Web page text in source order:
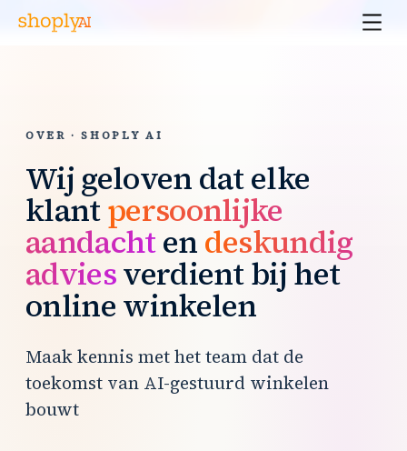
OVER · SHOPLY AI
Wij geloven dat elke
klantpersoonlijke
aandachtendeskundig
adviesverdient bij het
online winkelen
Maak kennis met het team dat de
toekomst van AI-gestuurd winkelen
bouwt